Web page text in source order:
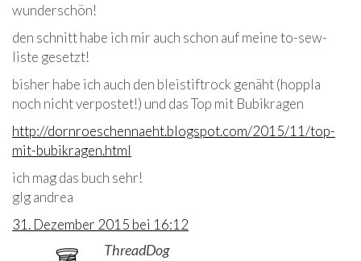
wunderschön!
den schnitt habe ich mir auch schon auf meine to-sew-
liste gesetzt!
bisher habe ich auch den bleistiftrock genäht (hoppla
noch nicht verpostet!) und das Top mit Bubikragen
http://dornroeschennaeht.blogspot.com/2015/11/top-
mit-bubikragen.html
ich mag das buch sehr!
glg andrea
31. Dezember 2015 bei 16:12
ThreadDog